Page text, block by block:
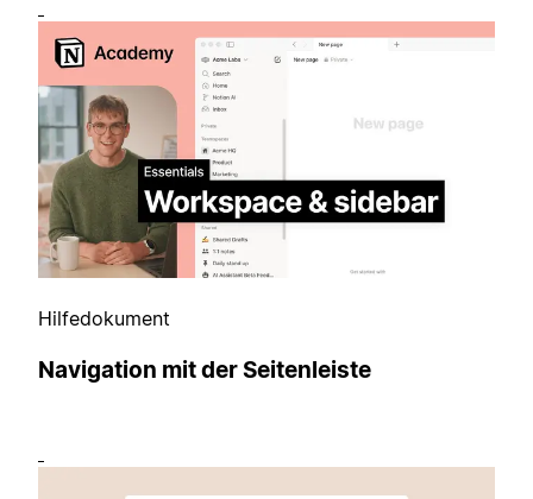
Hilfedokument
Navigation mit der Seitenleiste